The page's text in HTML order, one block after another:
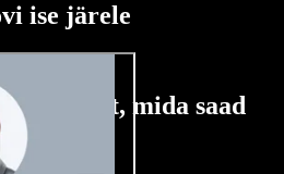
ise järele
sellest, mida saad
teha.